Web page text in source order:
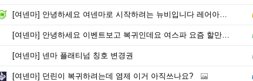
[여넨마] 안녕하세요 여넨마로 시작하려는 뉴비입니다 레어아바타 어찌 맞춰야 할지 잘 모르겠어요
[여넨마] 안녕하세요 이벤트보고 복귀인데요 여스파 요즘 할만한가요?
[여넨마] 넨마 플래티넘 칭호 변경권
[여넨마] 던린이 복귀하려는데 염제 이거 아직쓰나요?